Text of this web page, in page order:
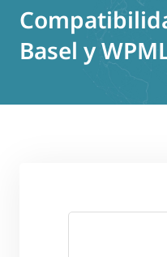
Basel y